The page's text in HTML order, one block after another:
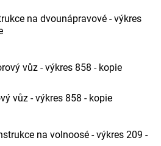
na dvounápravové - výkres
vůz - výkres 858 - kopie